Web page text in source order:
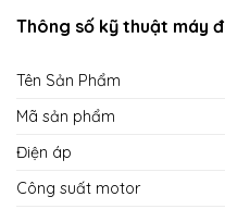
Thông số kỹ thuật máy
Tên Sản Phẩm
Mã sản phẩm
Điện áp
Công suất motor